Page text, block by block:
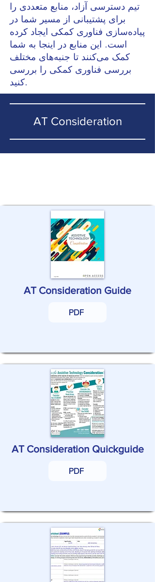
تیم دسترسی آزاد، منابع متعددی را
برای پشتیبانی از مسیر شما در
پیاده‌سازی فناوری کمکی ایجاد کرده
است. این منابع در اینجا به شما
کمک می‌کنند تا جنبه‌های مختلف
بررسی فناوری کمکی را بررسی
کنید.
AT Consideration
AT Consideration Guide
PDF
AT Consideration Quickguide
PDF